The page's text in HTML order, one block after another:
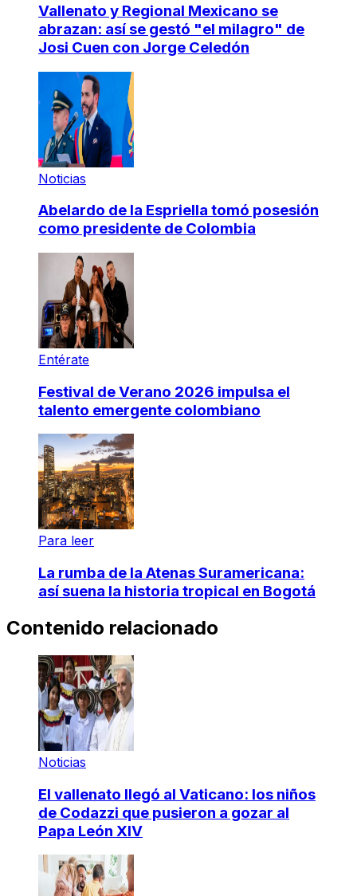
Vallenato y Regional Mexicano se
abrazan: así se gestó "el milagro" de
Josi Cuen con Jorge Celedón
Noticias
Abelardo de la Espriella tomó posesión
como presidente de Colombia
Entérate
Festival de Verano 2026 impulsa el
talento emergente colombiano
Para leer
La rumba de la Atenas Suramericana:
así suena la historia tropical en Bogotá
Contenido relacionado
Noticias
El vallenato llegó al Vaticano: los niños
de Codazzi que pusieron a gozar al
Papa León XIV